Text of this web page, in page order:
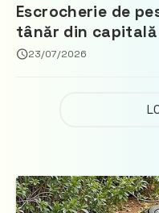
Escrocherie de
tânăr din capitală
închisoare
23/07/2026